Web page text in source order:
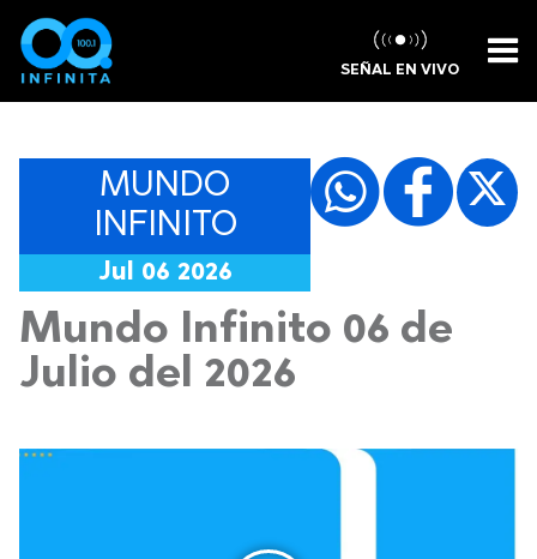
SEÑAL EN VIVO
MUNDO
INFINITO
Jul 06 2026
Mundo Infinito 06 de
Julio del 2026